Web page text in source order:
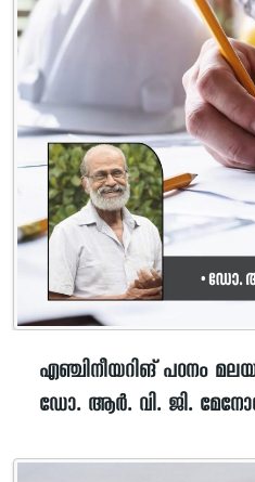
എഞ്ചിനീയറിങ് പഠനം
ഡോ. ആർ. വി. ജി.